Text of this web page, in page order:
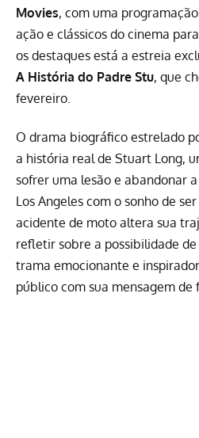
Movies, com uma
ação e clássicos do cinema
os destaques está a estreia
A História do Padre Stu, que
fevereiro.
O drama biográfico estrelado
a história real de Stuart Long,
sofrer uma lesão e abandonar
Los Angeles com o sonho de
acidente de moto altera sua
refletir sobre a possibilidade
trama emocionante e
público com sua mensagem de